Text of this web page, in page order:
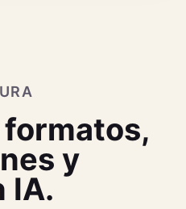
formatos,
y
IA.